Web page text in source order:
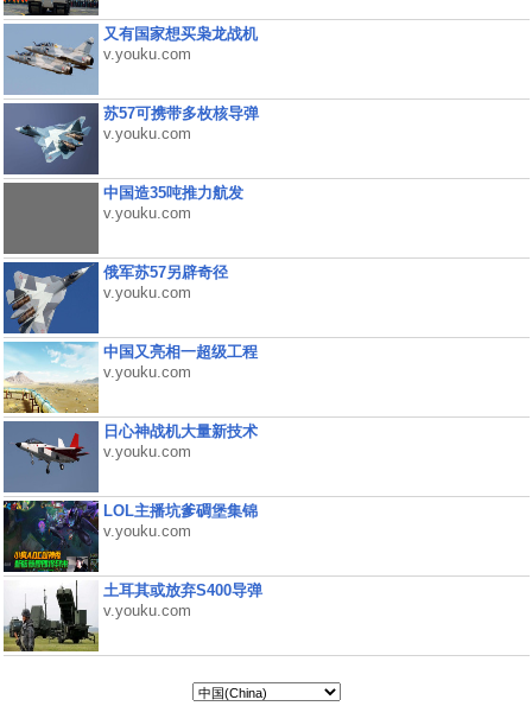
又有国家想买枭龙战机
v.youku.com
苏57可携带多枚核导弹
v.youku.com
中国造35吨推力航发
v.youku.com
俄军苏57另辟奇径
v.youku.com
中国又亮相一超级工程
v.youku.com
日心神战机大量新技术
v.youku.com
LOL主播坑爹碉堡集锦
v.youku.com
土耳其或放弃S400导弹
v.youku.com